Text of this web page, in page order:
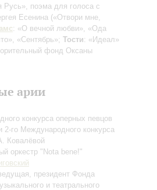
Русь», поэма для голоса с
Есенина («Отвори мне,
: «О вечной любви», «Ода
«Сентябрь»; Тости: «Идеал»
фонд Оксаны
арии
конкурса опер­ных певцов
го Международн­ого конкурса
Ковалёвой
оркестр "Nota bene!"
президент Фонда
и театрального